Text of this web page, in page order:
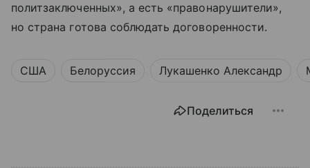
политзаключенных», а есть «правонарушители»,
но страна готова соблюдать договоренности.
США Белоруссия Лукашенко Александр
Поделиться